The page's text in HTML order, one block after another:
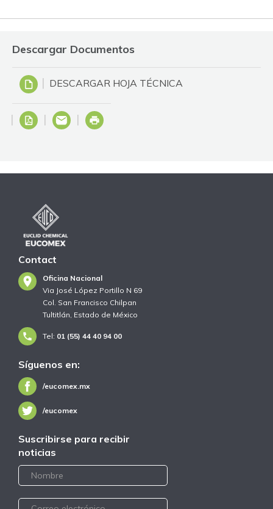
Descargar Documentos
DESCARGAR HOJA TÉCNICA
Contact
Oficina Nacional
Via José López Portillo N 69
Col. San Francisco Chilpan
Tultitlán, Estado de México
Tel: 01 (55) 44 40 94 00
Síguenos en:
/eucomex.mx
/eucomex
Suscribirse para recibir
noticias